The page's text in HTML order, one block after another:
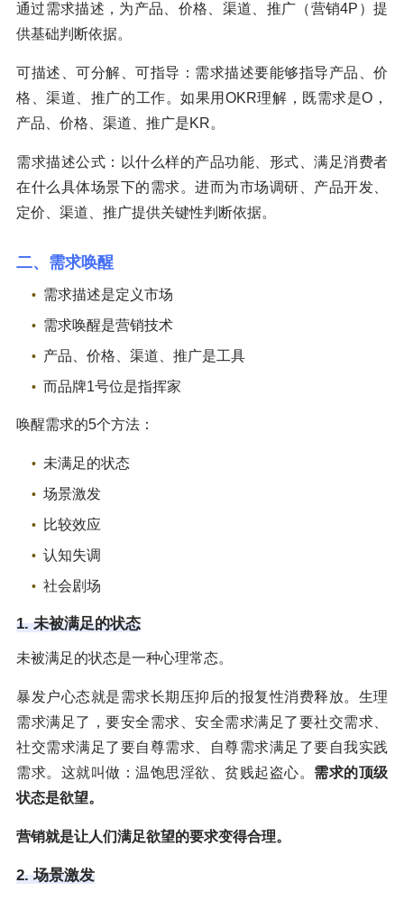
通过需求描述，为产品、价格、渠道、推广（营销4P）提
供基础判断依据。
可描述、可分解、可指导：需求描述要能够指导产品、价
格、渠道、推广的工作。如果用OKR理解，既需求是O，
产品、价格、渠道、推广是KR。
需求描述公式：以什么样的产品功能、形式、满足消费者
在什么具体场景下的需求。进而为市场调研、产品开发、
定价、渠道、推广提供关键性判断依据。
二、需求唤醒
需求描述是定义市场
需求唤醒是营销技术
产品、价格、渠道、推广是工具
而品牌1号位是指挥家
唤醒需求的5个方法：
未满足的状态
场景激发
比较效应
认知失调
社会剧场
1. 未被满足的状态
未被满足的状态是一种心理常态。
暴发户心态就是需求长期压抑后的报复性消费释放。生理
需求满足了，要安全需求、安全需求满足了要社交需求、
社交需求满足了要自尊需求、自尊需求满足了要自我实践
需求。这就叫做：温饱思淫欲、贫贱起盗心。 需求的顶级
状态是欲望。
营销就是让人们满足欲望的要求变得合理。
2. 场景激发